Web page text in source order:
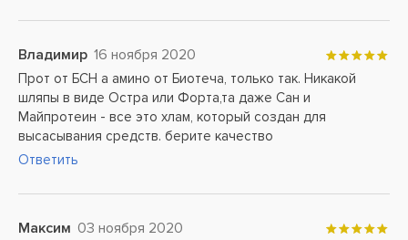
Владимир 16 ноября 2020
Прот от БСН а амино от Биотеча, только так. Никакой
шляпы в виде Остра или Форта,та даже Сан и
Майпротеин - все это хлам, который создан для
высасывания средств. берите качество
Ответить
Максим 03 ноября 2020